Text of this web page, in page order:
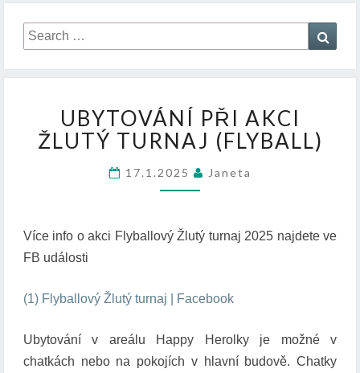
Search
for:
Y
T
O
V
Í
I
C
I
UBYTOVÁNÍ PŘI AKCI
ŽLUTÝ TURNAJ (FLYBALL)
17.1.2025 Janeta
Více info o akci Flyballový Žlutý turnaj 2025 najdete ve
FB události
(1) Flyballový Žlutý turnaj | Facebook
Ubytování v areálu Happy Herolky je možné v
chatkách nebo na pokojích v hlavní budově. Chatky